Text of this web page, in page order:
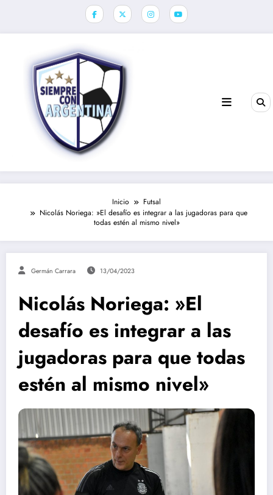
Inicio
Futsal
Nicolás Noriega: »El desafío es integrar a las jugadoras para que
todas estén al mismo nivel»
Germán Carrara 13/04/2023
Nicolás Noriega: »El
desafío es integrar a las
jugadoras para que todas
estén al mismo nivel»